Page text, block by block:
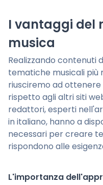
I vantaggi del
musica
Realizzando contenuti
tematiche musicali più
riusciremo ad
rispetto agli altri siti
redattori, esperti
in italiano, hanno a
necessari per creare
rispondono alle
L'importanza